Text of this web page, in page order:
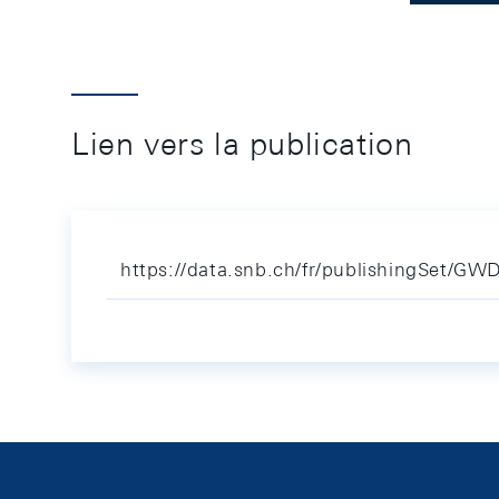
Lien vers la publication
https://data.snb.ch/fr/publishingSet/